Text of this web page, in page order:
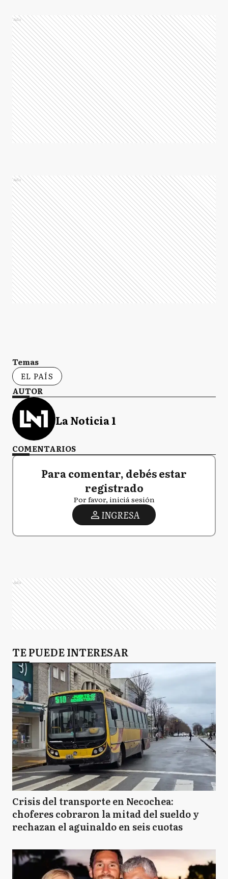
Ads
Ads
Temas
EL PAÍS
AUTOR
La Noticia 1
COMENTARIOS
Para comentar, debés estar
registrado
Por favor, iniciá sesión
INGRESA
Ads
TE PUEDE INTERESAR
Crisis del transporte en Necochea:
choferes cobraron la mitad del sueldo y
rechazan el aguinaldo en seis cuotas